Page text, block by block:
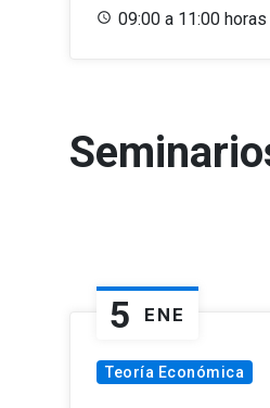
09:00 a 11:00 horas
5 ENE
Teoría Económica